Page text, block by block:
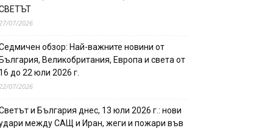
07/2026
обзор: Най-важните новини от
Великобритания, Европа и света от
до 22 юли 2026 г.
07/2026
и България днес, 13 юли 2026 г.: нови
между САЩ и Иран, жеги и пожари във